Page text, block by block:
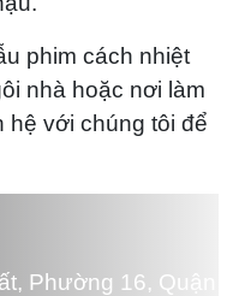
phim cách nhiệt
nhà hoặc nơi làm
với chúng tôi để
Phường 16, Quận